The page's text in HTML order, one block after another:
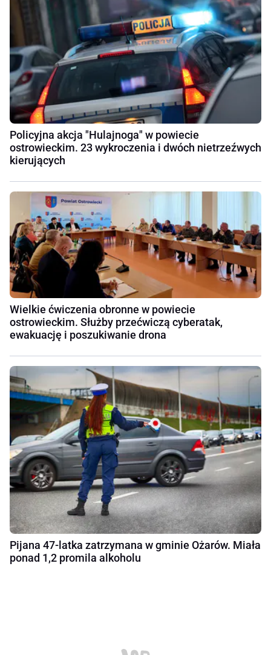
Policyjna akcja "Hulajnoga" w powiecie
ostrowieckim. 23 wykroczenia i dwóch nietrzeźwych
kierujących
Wielkie ćwiczenia obronne w powiecie
ostrowieckim. Służby przećwiczą cyberatak,
ewakuację i poszukiwanie drona
Pijana 47-latka zatrzymana w gminie Ożarów. Miała
ponad 1,2 promila alkoholu